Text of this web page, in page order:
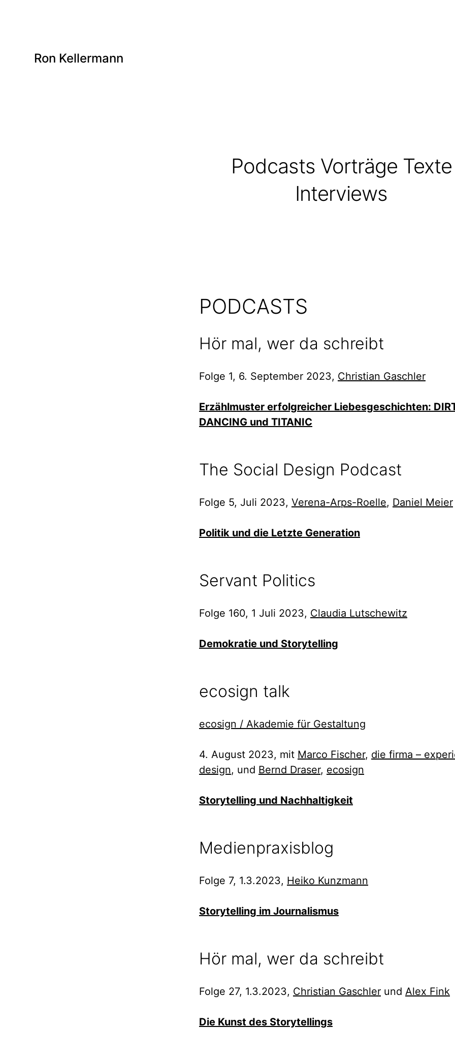
Ron Kellermann
Podcasts Vorträge Texte
Interviews
PODCASTS
Hör mal, wer da schreibt
Folge 1, 6. September 2023, Christian Gaschler
Erzählmuster erfolgreicher Liebesgeschichten:
DANCING und TITANIC
The Social Design Podcast
Folge 5, Juli 2023, Verena-Arps-Roelle, Daniel Meier
Politik und die Letzte Generation
Servant Politics
Folge 160, 1 Juli 2023, Claudia Lutschewitz
Demokratie und Storytelling
ecosign talk
ecosign / Akademie für Gestaltung
4. August 2023, mit Marco Fischer, die firma –
design, und Bernd Draser, ecosign
Storytelling und Nachhaltigkeit
Medienpraxisblog
Folge 7, 1.3.2023, Heiko Kunzmann
Storytelling im Journalismus
Hör mal, wer da schreibt
Folge 27, 1.3.2023, Christian Gaschler und Alex Fink
Die Kunst des Storytellings